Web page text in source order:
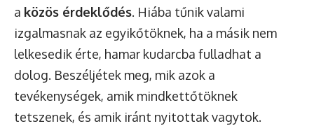
a közös érdeklődés. Hiába tűnik valami
izgalmasnak az egyikőtöknek, ha a másik nem
lelkesedik érte, hamar kudarcba fulladhat a
dolog. Beszéljétek meg, mik azok a
tevékenységek, amik mindkettőtöknek
tetszenek, és amik iránt nyitottak vagytok.